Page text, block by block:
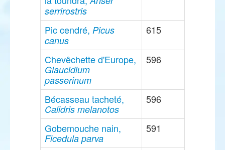
serrirostris
Pic cendré, Picus
canus
615
Chevêchette d'Europe,
Glaucidium
passerinum
596
Bécasseau tacheté,
Calidris melanotos
596
Gobemouche nain,
Ficedula parva
591